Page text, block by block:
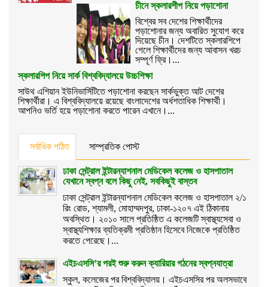
চীনে স্কলারশীপ নিয়ে পড়াশোনা
বিশ্বের সব দেশের শিক্ষার্থীদের
পড়াশোনার জন্য অবারিত সুযোগ করে
দিয়েছে চীন। দেশটিতে স্কলারশিপে
গেলে শিক্ষার্থীদের জন্য আবাসন খরচ
সম্পূর্ণ ফ্রি।...
স্কলারশিপ নিয়ে সার্ক বিশ্ববিদ্যালয়ে উচ্চশিক্ষা
সাউথ এশিয়ান ইউনিভার্সিটিতে পড়াশোনা করছেন সার্কভুক্ত আট দেশের
শিক্ষার্থীরা। এ বিশ্ববিদ্যালয়ে রয়েছে বাংলাদেশের অর্ধশতাধিক শিক্ষার্থী।
আপনিও ভর্তি হয়ে পড়াশোনা করতে পারেন এখানে।...
সর্বাধিক পঠিত সাম্প্রতিক পোস্ট
ঢাকা সেন্ট্রাল ইন্টারন্যাশনাল মেডিকেল কলেজ ও হাসপাতাল
যেখানে স্বপ্ন বলে কিছু নেই, সবকিছুই বাস্তব
ঢাকা সেন্ট্রাল ইন্টারন্যাশনাল মেডিকেল কলেজ ও হাসপাতাল ২/১
রিং রোড, শ্যামলী, মোহাম্মদপুর, ঢাকা-১২০৭ এই ঠিকানায়
অবস্থিত। ২০১০ সালে প্রতিষ্ঠিত এ কলেজটি স্বাস্থ্যসেবা ও
স্বাস্থ্যশিক্ষার ব্যতিক্রমী প্রতিষ্ঠান হিসেবে নিজেকে প্রতিষ্ঠিত
করতে পেরেছে।...
এইচএসসি’র পরই শুরু করুন ক্যারিয়ার গঠনের স্বপ্নযাত্রা
স্কুল, কলেজের পর বিশ্ববিদ্যালয়। এইচএসসির পর অলসভাবে